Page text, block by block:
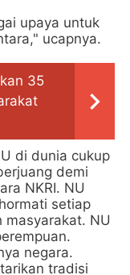
upaya untuk
ucapnya.
35
di dunia cukup
demi
NKRI. NU
setiap
NU
negara.
tradisi